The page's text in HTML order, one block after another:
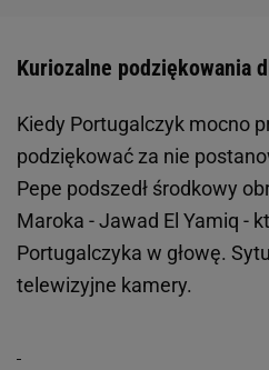
Kuriozalne podziękowania
Kiedy Portugalczyk mocno
podziękować za nie
Pepe podszedł środkowy
Maroka - Jawad El Yamiq -
Portugalczyka w głowę.
telewizyjne kamery.